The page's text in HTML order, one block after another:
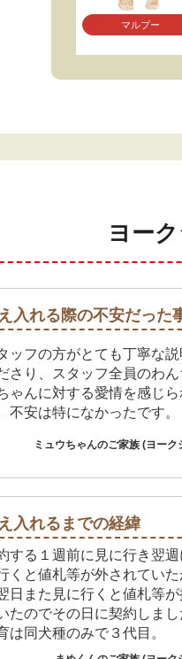
マルプー
ヨー
入れる際の不安だった
ッフの方がとても丁寧な
さり、スタッフ全員のわ
ゃんに対する愛情を感じ
不安は特になかったです。
ミュウちゃんのご家族 (ヨーク
入れるまでの経緯
する１週前に見に行き翌
くと値札等が外されてい
日また見に行くと値札等
たのでその日に契約しま
は同犬種のみで３代目。